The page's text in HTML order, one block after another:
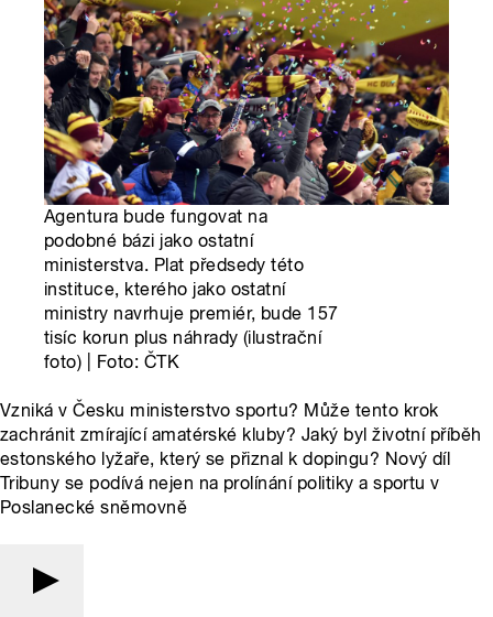
Agentura bude fungovat na
podobné bázi jako ostatní
ministerstva. Plat předsedy této
instituce, kterého jako ostatní
ministry navrhuje premiér, bude 157
tisíc korun plus náhrady (ilustrační
foto) | Foto: ČTK
Vzniká v Česku ministerstvo sportu? Může tento krok
zachránit zmírající amatérské kluby? Jaký byl životní příběh
estonského lyžaře, který se přiznal k dopingu? Nový díl
Tribuny se podívá nejen na prolínání politiky a sportu v
Poslanecké sněmovně